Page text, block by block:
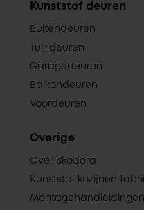
Kunststof deuren
Buitendeuren
Tuindeuren
Garagedeuren
Balkondeuren
Voordeuren
Overige
Over Skodora
Kunststof kozijnen
Montagehandleidingen